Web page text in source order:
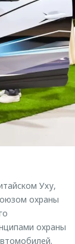
Уху,
охраны
охраны